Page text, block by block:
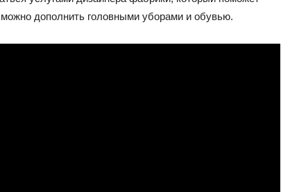
дополнить головными уборами и обувью.